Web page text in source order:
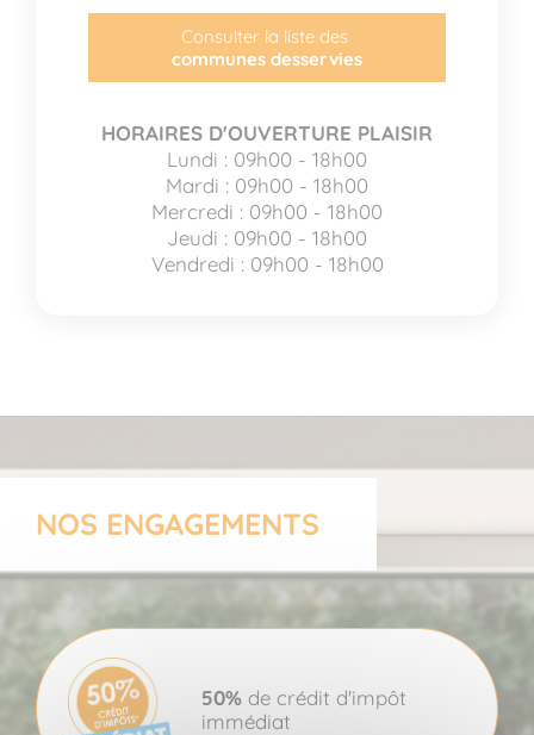
Consulter la liste des
communes desservies
HORAIRES D'OUVERTURE PLAISIR
Lundi : 09h00 - 18h00
Mardi : 09h00 - 18h00
Mercredi : 09h00 - 18h00
Jeudi : 09h00 - 18h00
Vendredi : 09h00 - 18h00
NOS ENGAGEMENTS
50% de crédit d'impôt
immédiat